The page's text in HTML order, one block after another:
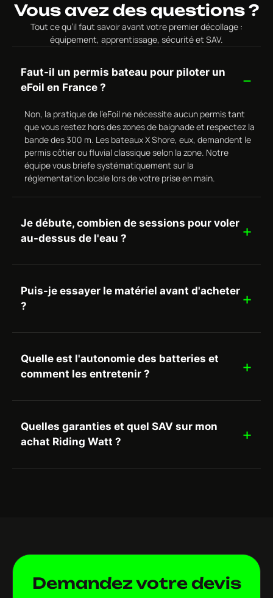
Vous avez des questions ?
Tout ce qu’il faut savoir avant votre premier décollage :
équipement, apprentissage, sécurité et SAV.
Faut-il un permis bateau pour piloter un
eFoil en France ?
Non, la pratique de l’eFoil ne nécessite aucun permis tant
que vous restez hors des zones de baignade et respectez la
bande des 300 m. Les bateaux X Shore, eux, demandent le
permis côtier ou fluvial classique selon la zone. Notre
équipe vous briefe systématiquement sur la
réglementation locale lors de votre prise en main.
Je débute, combien de sessions pour voler
au-dessus de l'eau ?
Puis-je essayer le matériel avant d'acheter
?
Quelle est l'autonomie des batteries et
comment les entretenir ?
Quelles garanties et quel SAV sur mon
achat Riding Watt ?
Demandez votre devis